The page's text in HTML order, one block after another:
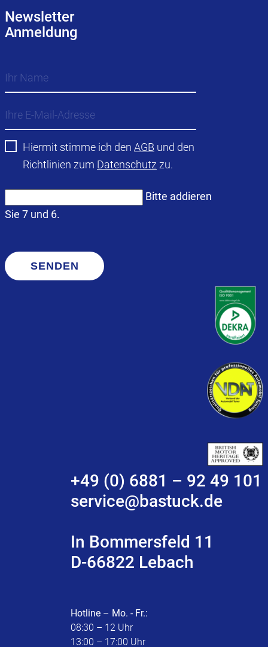
Newsletter
Anmeldung
Hiermit stimme ich den AGB und den
Richtlinien zum Datenschutz zu.
Bitte addieren
Sie 7 und 6.
SENDEN
+49 (0) 6881 – 92 49 101
service@bastuck.de
In Bommersfeld 11
D-66822 Lebach
Hotline – Mo. - Fr.:
08:30 – 12 Uhr
13:00 – 17:00 Uhr